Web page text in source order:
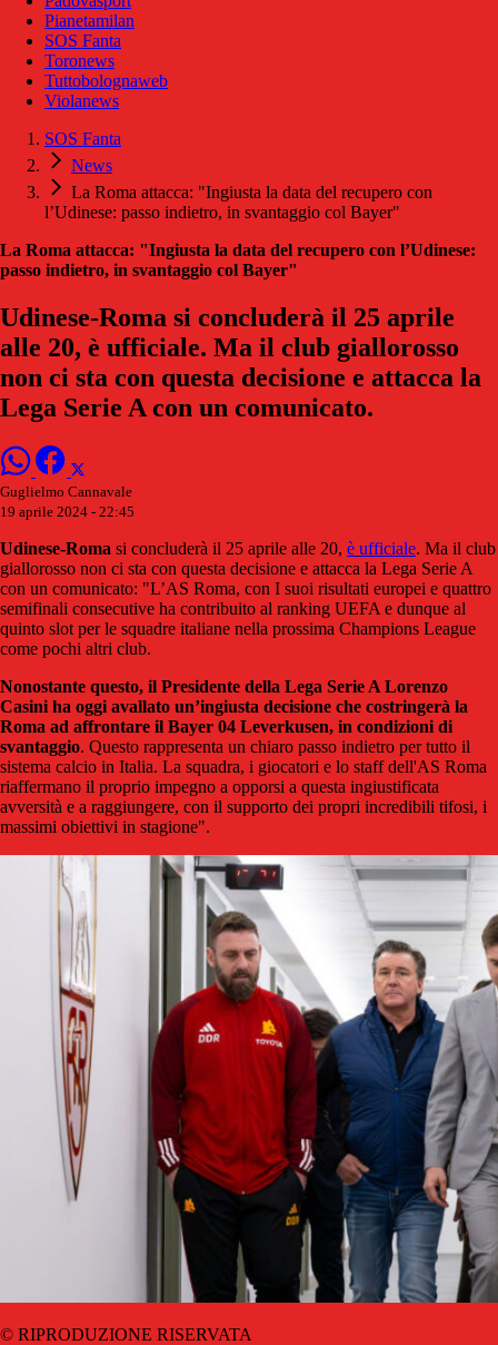
Pianetamilan
SOS Fanta
Toronews
Tuttobolognaweb
Violanews
SOS Fanta
News
La Roma attacca: "Ingiusta la data del recupero con
l’Udinese: passo indietro, in svantaggio col Bayer"
La Roma attacca: "Ingiusta la data del recupero con l’Udinese:
passo indietro, in svantaggio col Bayer"
Udinese-Roma si concluderà il 25 aprile
alle 20, è ufficiale. Ma il club giallorosso
non ci sta con questa decisione e attacca la
Lega Serie A con un comunicato.
Guglielmo Cannavale
19 aprile 2024 - 22:45
Udinese-Roma si concluderà il 25 aprile alle 20, è ufficiale. Ma il club
giallorosso non ci sta con questa decisione e attacca la Lega Serie A
con un comunicato: "L’AS Roma, con I suoi risultati europei e quattro
semifinali consecutive ha contribuito al ranking UEFA e dunque al
quinto slot per le squadre italiane nella prossima Champions League
come pochi altri club.
Nonostante questo, il Presidente della Lega Serie A Lorenzo
Casini ha oggi avallato un’ingiusta decisione che costringerà la
Roma ad affrontare il Bayer 04 Leverkusen, in condizioni di
svantaggio. Questo rappresenta un chiaro passo indietro per tutto il
sistema calcio in Italia. La squadra, i giocatori e lo staff dell'AS Roma
riaffermano il proprio impegno a opporsi a questa ingiustificata
avversità e a raggiungere, con il supporto dei propri incredibili tifosi, i
massimi obiettivi in stagione".
© RIPRODUZIONE RISERVATA